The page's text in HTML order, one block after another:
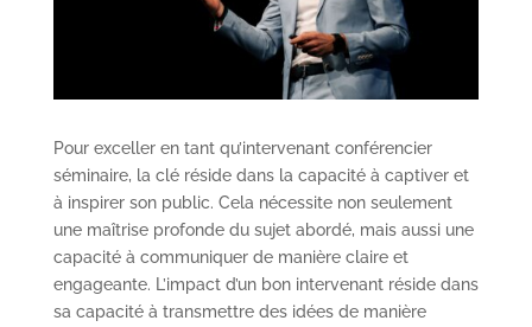
Pour exceller en tant qu’intervenant conférencier
séminaire, la clé réside dans la capacité à captiver et
à inspirer son public. Cela nécessite non seulement
une maîtrise profonde du sujet abordé, mais aussi une
capacité à communiquer de manière claire et
engageante. L’impact d’un bon intervenant réside dans
sa capacité à transmettre des idées de manière